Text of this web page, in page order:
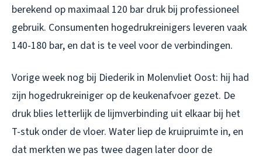
berekend op maximaal 120 bar druk bij professioneel
gebruik. Consumenten hogedrukreinigers leveren vaak
140-180 bar, en dat is te veel voor de verbindingen.
Vorige week nog bij Diederik in Molenvliet Oost: hij had
zijn hogedrukreiniger op de keukenafvoer gezet. De
druk blies letterlijk de lijmverbinding uit elkaar bij het
T-stuk onder de vloer. Water liep de kruipruimte in, en
dat merkten we pas twee dagen later door de